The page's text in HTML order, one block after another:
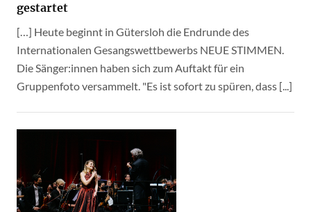
gestartet
[…] Heute beginnt in Gütersloh die Endrunde des
Internationalen Gesangswettbewerbs NEUE STIMMEN.
Die Sänger:innen haben sich zum Auftakt für ein
Gruppenfoto versammelt. "Es ist sofort zu spüren, dass [...]